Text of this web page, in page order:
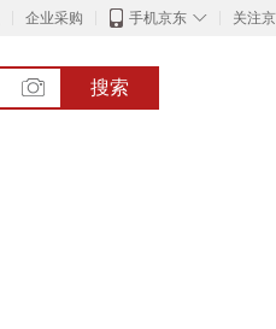
企业采购 ◇
手机京东 关注
搜索